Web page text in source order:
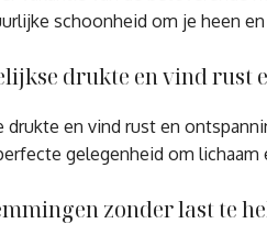
schoonheid om je heen
drukte en vind rust
drukte en vind rust en
gelegenheid om
zonder last te